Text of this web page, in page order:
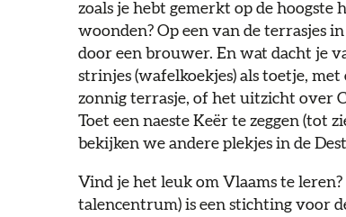
zoals je hebt gemerkt op de
woonden? Op een van de terrasjes
door een brouwer. En wat dacht je
strinjes (wafelkoekjes) als toetje,
zonnig terrasje, of het uitzicht over
Toet een naeste Keër te zeggen (tot
bekijken we andere plekjes in de
Vind je het leuk om Vlaams te
talencentrum) is een stichting voor